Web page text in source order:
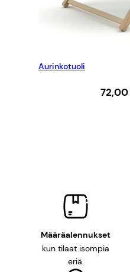
Aurinkotuoli
72,00
Määräalennukset
kun tilaat isompia
eriä.